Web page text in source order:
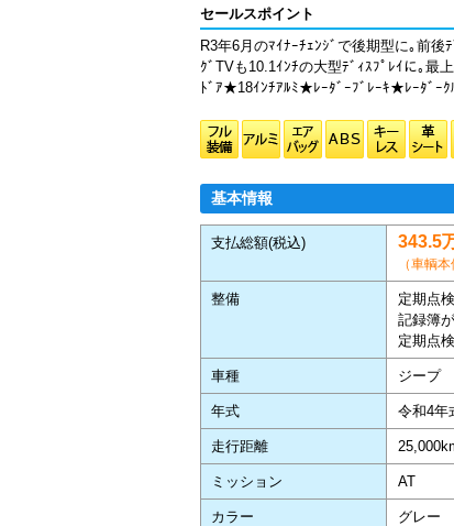
セールスポイント
R3年6月のﾏｲﾅｰﾁｪﾝｼﾞで後期型に｡前
ｸﾞTVも10.1ｲﾝﾁの大型ﾃﾞｨｽﾌﾟﾚｲに｡最
ﾄﾞｱ★18ｲﾝﾁｱﾙﾐ★ﾚｰﾀﾞｰﾌﾞﾚｰｷ★ﾚｰﾀﾞｰ
基本情報
支払総額(税込) 343.5
（車輌
整備
定期点
記録簿
定期点
車種 ジープ
年式 令和4年
走行距離
ミッション AT
カラー グレー